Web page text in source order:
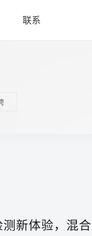
联系
测新体验，混